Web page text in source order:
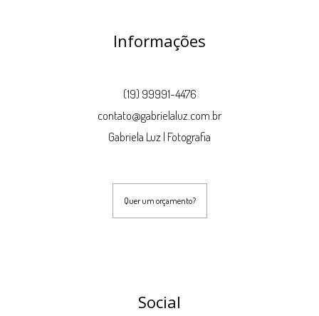
Informações
(19) 99991-4476
contato@gabrielaluz.com.br
Gabriela Luz | Fotografia
Quer um orçamento?
Social